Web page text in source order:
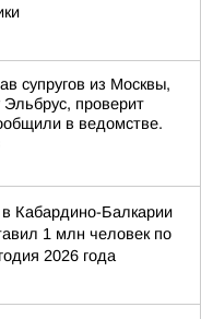
супругов из Москвы,
Эльбрус, проверит
в ведомстве.
в Кабардино-Балкарии
1 млн человек по
2026 года